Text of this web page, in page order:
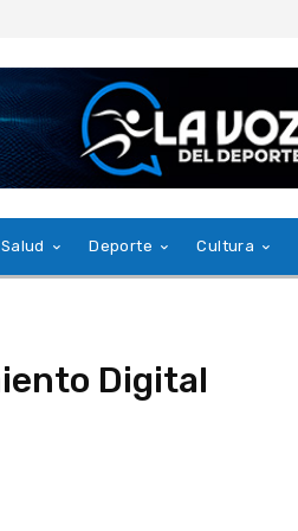
Salud Deporte Cultura
Digital